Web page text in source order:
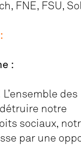
FNE, FSU,
:
des
notre
sociaux,
par une